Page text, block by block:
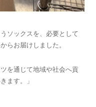
ソックスを、必要として
らお届けしました。
を通じて地域や社会へ貢
ます。」